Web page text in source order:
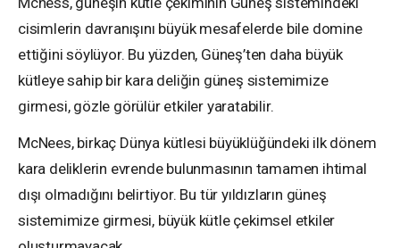
cisimlerin davranışını büyük mesafelerde bile domine
ettiğini söylüyor. Bu yüzden, Güneş’ten daha büyük
kütleye sahip bir kara deliğin güneş sistemimize
girmesi, gözle görülür etkiler yaratabilir.
McNees, birkaç Dünya kütlesi büyüklüğündeki ilk dönem
kara deliklerin evrende bulunmasının tamamen ihtimal
dışı olmadığını belirtiyor. Bu tür yıldızların güneş
sistemimize girmesi, büyük kütle çekimsel etkiler